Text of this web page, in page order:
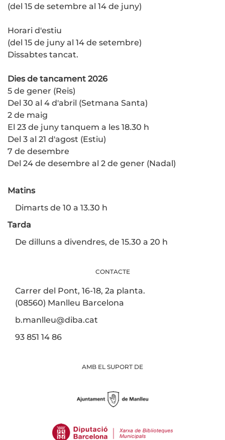
(del 15 de setembre al 14 de juny)
Horari d'estiu
(del 15 de juny al 14 de setembre)
Dissabtes tancat.
Dies de tancament 2026
5 de gener (Reis)
Del 30 al 4 d'abril (Setmana Santa)
2 de maig
El 23 de juny tanquem a les 18.30 h
Del 3 al 21 d'agost (Estiu)
7 de desembre
Del 24 de desembre al 2 de gener (Nadal)
Matins
Dimarts de 10 a 13.30 h
Tarda
De dilluns a divendres, de 15.30 a 20 h
CONTACTE
Carrer del Pont, 16-18, 2a planta.
(08560) Manlleu Barcelona
b.manlleu@diba.cat
93 851 14 86
AMB EL SUPORT DE